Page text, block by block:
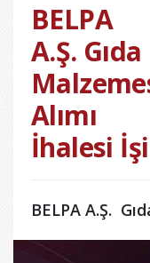
BELPA
A.Ş. Gıda
Alımı
İhalesi İşi
BELPA A.Ş.